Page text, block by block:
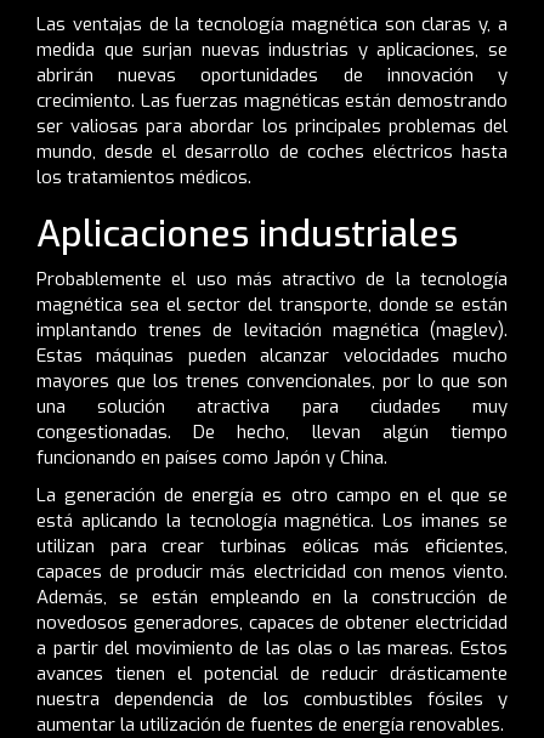
Las ventajas de la tecnología magnética son claras y, a
medida que surjan nuevas industrias y aplicaciones, se
abrirán nuevas oportunidades de innovación y
crecimiento. Las fuerzas magnéticas están demostrando
ser valiosas para abordar los principales problemas del
mundo, desde el desarrollo de coches eléctricos hasta
los tratamientos médicos.
Aplicaciones industriales
Probablemente el uso más atractivo de la tecnología
magnética sea el sector del transporte, donde se están
implantando trenes de levitación magnética (maglev).
Estas máquinas pueden alcanzar velocidades mucho
mayores que los trenes convencionales, por lo que son
una solución atractiva para ciudades muy
congestionadas. De hecho, llevan algún tiempo
funcionando en países como Japón y China.
La generación de energía es otro campo en el que se
está aplicando la tecnología magnética. Los imanes se
utilizan para crear turbinas eólicas más eficientes,
capaces de producir más electricidad con menos viento.
Además, se están empleando en la construcción de
novedosos generadores, capaces de obtener electricidad
a partir del movimiento de las olas o las mareas. Estos
avances tienen el potencial de reducir drásticamente
nuestra dependencia de los combustibles fósiles y
aumentar la utilización de fuentes de energía renovables.